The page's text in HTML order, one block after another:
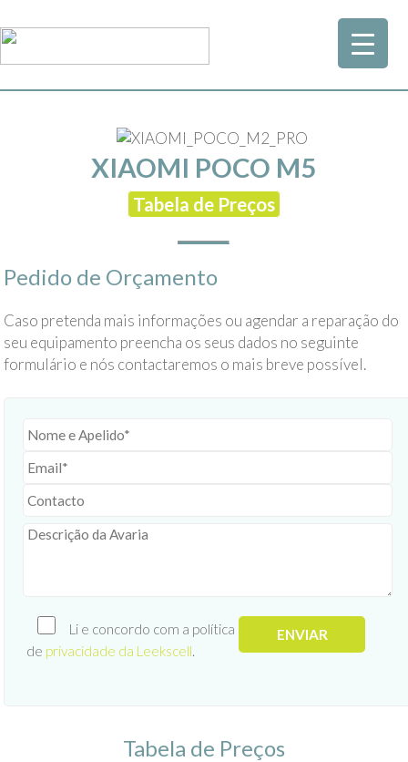
XIAOMI POCO M5
Tabela de Preços
Pedido de Orçamento
Caso pretenda mais informações ou agendar a reparação do
seu equipamento preencha os seus dados no seguinte
formulário e nós contactaremos o mais breve possível.
Li e concordo com a política
de privacidade da Leekscell.
Tabela de Preços